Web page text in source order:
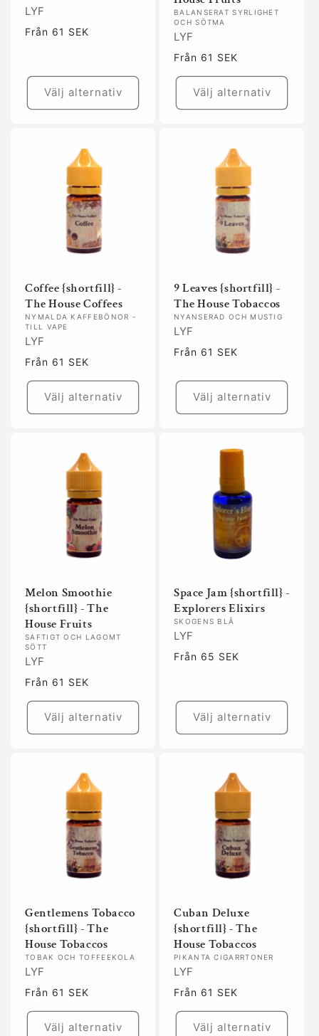
LYF
Ordinarie
Från 61 SEK
Välj alternativ
BALANSERAT SYRLIGHET
OCH SÖTMA
LYF
Ordinarie
Från 61 SEK
Välj alternativ
Coffee {shortfill} -
The House Coffees
NYMALDA KAFFEBÖNOR -
TILL VAPE
LYF
Ordinarie
Från 61 SEK
Välj alternativ
9 Leaves {shortfill} -
The House Tobaccos
NYANSERAD OCH MUSTIG
LYF
Ordinarie
Från 61 SEK
Välj alternativ
Melon Smoothie
{shortfill} - The
House Fruits
SAFTIGT OCH LAGOMT
SÖTT
LYF
Ordinarie
Från 61 SEK
Välj alternativ
Space Jam {shortfill} -
Explorers Elixirs
SKOGENS BLÅ
LYF
Ordinarie
Från 65 SEK
Välj alternativ
Gentlemens Tobacco
{shortfill} - The
House Tobaccos
TOBAK OCH TOFFEEKOLA
LYF
Ordinarie
Från 61 SEK
Välj alternativ
Cuban Deluxe
{shortfill} - The
House Tobaccos
PIKANTA CIGARRTONER
LYF
Ordinarie
Från 61 SEK
Välj alternativ